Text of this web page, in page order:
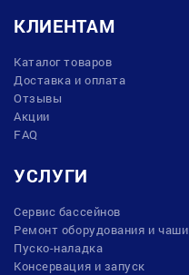
КЛИЕНТАМ
Каталог товаров
Доставка и оплата
Отзывы
Акции
FAQ
УСЛУГИ
Сервис бассейнов
Ремонт оборудования и чаши
Пуско-наладка
Консервация и запуск